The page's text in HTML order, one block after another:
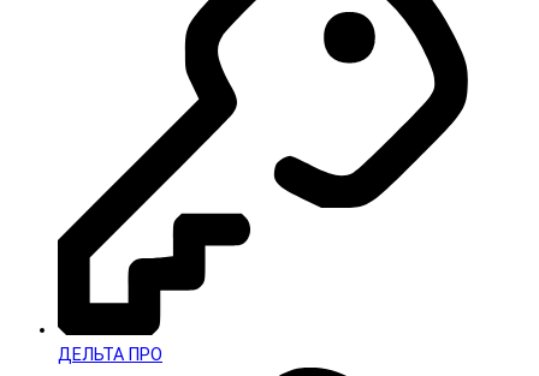
ДЕЛЬТА ПРО